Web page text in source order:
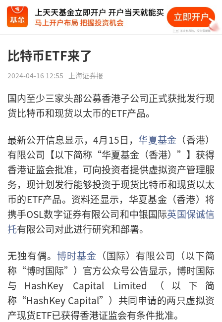
比特币ETF来了
2024-04-16 12:55 上海证券报
国内至少三家头部公募香港子公司正式获批发行现
货比特币和现货以太币的ETF产品。
最新公开信息显示，4月15日， 华夏基金 （香港）
有限公司【以下简称“华夏基金（香港）”】获得
香港证监会批准，可向投资者提供虚拟资产管理服
务，现计划发行能够投资于现货比特币和现货以太
币的ETF产品。资料还显示，华夏基金（香港）将
携手OSL数字证券有限公司和中银国际英国保诚信
托有限公司对此进行研究和部署。
无独有偶。 博时基金 （国际）有限公司（以下简
称“博时国际”）官方公众号公告显示，博时国际
与HashKey Capital Limited（以下简
称“HashKey Capital”）共同申请的两只虚拟资
产现货ETF已获得香港证监会有条件批准。